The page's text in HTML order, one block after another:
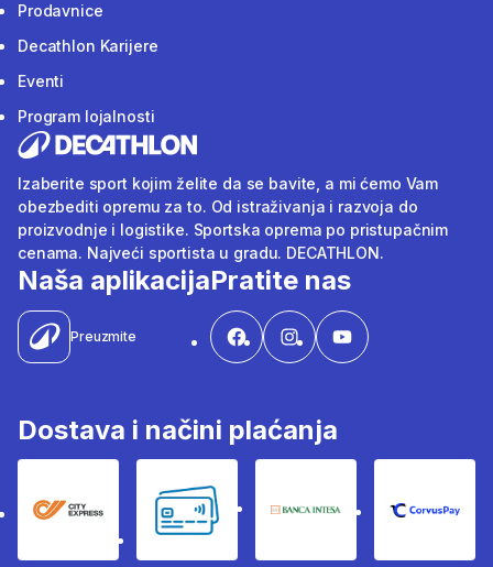
Prodavnice
Decathlon Karijere
Eventi
Program lojalnosti
Izaberite sport kojim želite da se bavite, a mi ćemo Vam
obezbediti opremu za to. Od istraživanja i razvoja do
proizvodnje i logistike. Sportska oprema po pristupačnim
cenama. Najveći sportista u gradu. DECATHLON.
Naša aplikacija
Preuzmite
Pratite nas
Dostava i načini plaćanja
City Express Bankovne karticeBanka Intesa